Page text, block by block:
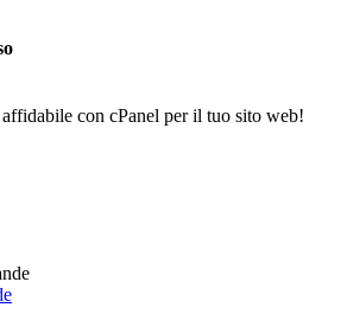
con cPanel per il tuo sito web!